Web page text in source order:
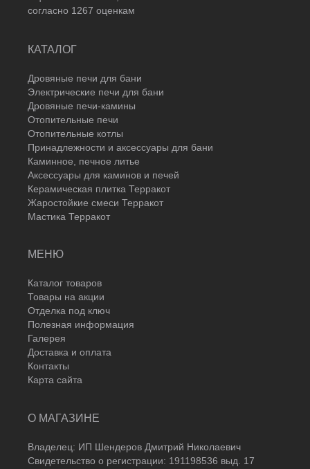
согласно 1267 оценкам
КАТАЛОГ
Дровяные печи для бани
Электрические печи для бани
Дровяные печи-камины
Отопительные печи
Отопительные котлы
Принадлежности и аксессуары для бани
Каминное, печное литье
Аксессуары для каминов и печей
Керамическая плитка Терракот
Жаростойкие смеси Терракот
Мастика Терракот
МЕНЮ
Каталог товаров
Товары на акции
Отделка под ключ
Полезная информация
Галерея
Доставка и оплата
Контакты
Карта сайта
О МАГАЗИНЕ
Владелец: ИП Шендеров Дмитрий Николаевич
Свидетельство о регистрации: 191198536 выд. 17